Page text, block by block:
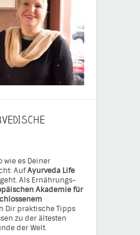
wie es Deiner
AufAyurveda Life
Als Ernährungs-
Akademie für
Dir praktische Tipps
zu der ältesten
der Welt.